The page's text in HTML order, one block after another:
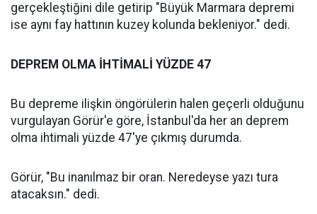
gerçekleştiğini dile getirip "Büyük Marmara depremi
ise aynı fay hattının kuzey kolunda bekleniyor." dedi.
DEPREM OLMA İHTİMALİ YÜZDE 47
Bu depreme ilişkin öngörülerin halen geçerli olduğunu
vurgulayan Görür'e göre, İstanbul'da her an deprem
olma ihtimali yüzde 47'ye çıkmış durumda.
Görür, "Bu inanılmaz bir oran. Neredeyse yazı tura
atacaksın." dedi.